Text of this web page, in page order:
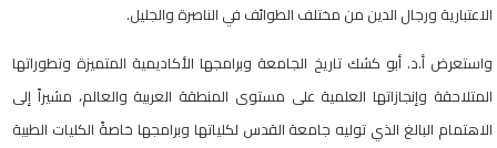
الاعتبارية ورجال الدين من مختلف الطوائف في الناصرة والجليل.
واستعرض أ.د. أبو كشك تاريخ الجامعة وبرامجها الأكاديمية المتميزة وتطوراتها
المتلاحقة وإنجازاتها العلمية على مستوى المنطقة العربية والعالم، مشيراً إلى
الاهتمام البالغ الذي توليه جامعة القدس لكلياتها وبرامجها خاصةً الكليات الطبية